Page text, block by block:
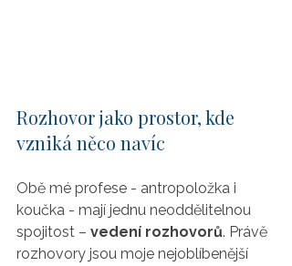
Rozhovor jako prostor, kde
vzniká něco navíc
Obě mé profese - antropoložka i
koučka - mají jednu neoddělitelnou
spojitost – vedení rozhovorů. Právě
rozhovory jsou moje nejoblíbenější